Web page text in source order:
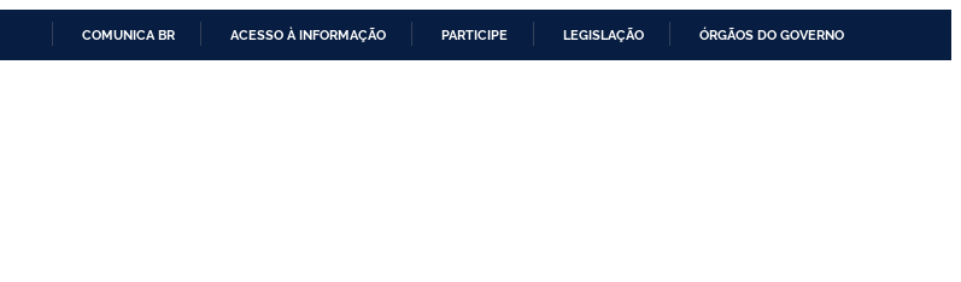
COMUNICA BR ACESSO À INFORMAÇÃO PARTICIPE LEGISLAÇÃO ÓRGÃOS DO GOVERNO